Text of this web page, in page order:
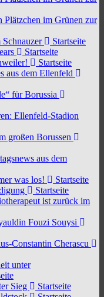
Plätzchen im Grünen zur
Startseite
Startseite
Startseite
aus dem Ellenfeld
für Borussia
Ellenfeld-Stadion
großen Borussen
aus dem
was los!
Startseite
Startseite
ist zurück im
Fouzi Souysi
Constantin Cherascu
unter
Sieg
Startseite